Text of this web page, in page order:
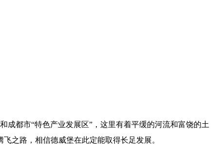
成都市“特色产业发展区”，这里有着平缓的河流和富饶的土
之路，相信德威堡在此定能取得长足发展。